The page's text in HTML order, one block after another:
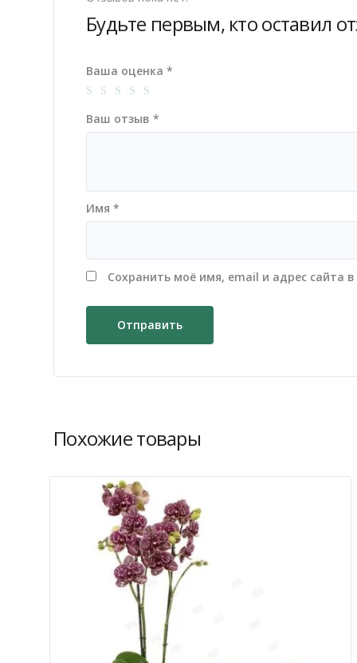
Будьте первым, кто оставил
Ваша оценка *
Ваш отзыв *
Имя *
Сохранить моё имя, email и адрес сайта
Похожие товары